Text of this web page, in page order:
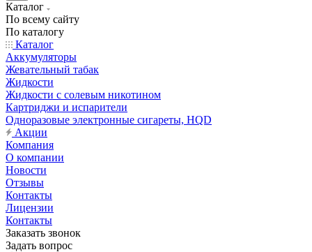
Каталог
По всему сайту
По каталогу
Каталог
Аккумуляторы
Жевательный табак
Жидкости
Жидкости с солевым никотином
Картриджи и испарители
Одноразовые электронные сигареты, HQD
Акции
Компания
О компании
Новости
Отзывы
Контакты
Лицензии
Контакты
Заказать звонок
Задать вопрос